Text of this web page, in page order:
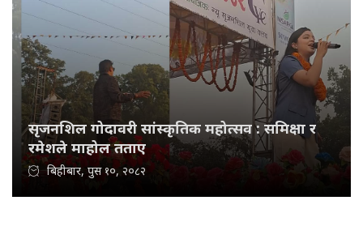
सृजनशिल गोदावरी सांस्कृतिक महोत्सव : समिक्षा र
रमेशले माहोल तताए
बिहीबार, पुस १०, २०८२